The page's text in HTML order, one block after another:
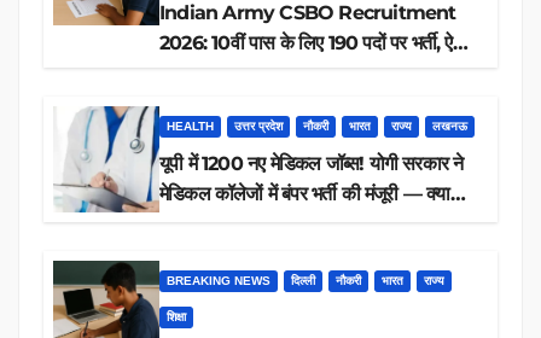
Indian Army CSBO Recruitment
2026: 10वीं पास के लिए 190 पदों पर भर्ती, ऐसे
HEALTH उत्तर प्रदेश नौकरी भारत राज्य लखनऊ
यूपी में 1200 नए मेडिकल जॉब्स! योगी सरकार ने
मेडिकल कॉलेजों में बंपर भर्ती की मंजूरी — क्या
BREAKING NEWS दिल्ली नौकरी भारत राज्य
शिक्षा